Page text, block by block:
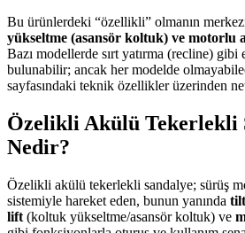
Bu ürünlerdeki “özellikli” olmanın
yükseltme (asansör koltuk) ve motorlu
Bazı modellerde sırt yatırma (recline)
bulunabilir; ancak her modelde
sayfasındaki teknik özellikler üzerinden
Özelikli Akülü Tekerlekli
Nedir?
Özelikli akülü tekerlekli sandalye; sürüş
sistemiyle hareket eden, bunun yanında tilt
lift (koltuk yükseltme/asansör koltuk) ve